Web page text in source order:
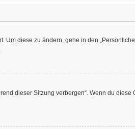
diese zu ändern, gehe in den
dieser Sitzung verbergen“. Wenn du